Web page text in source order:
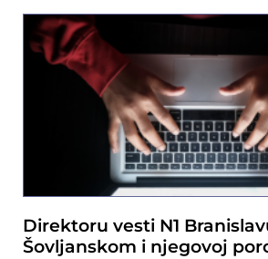
Direktoru vesti N1
Šovljanskom i njegovoj